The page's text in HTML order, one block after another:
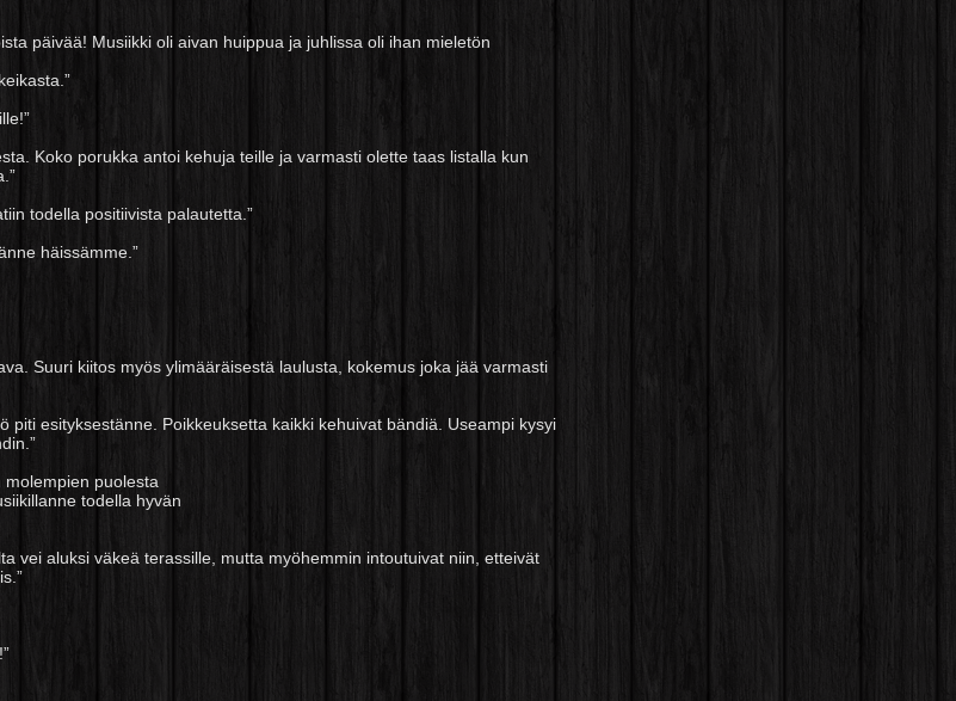
päivää! Musiikki oli aivan huippua ja juhlissa oli ihan mieletön
Koko porukka antoi kehuja teille ja varmasti olette taas listalla kun
todella positiivista palautetta.”
häissämme.”
Suuri kiitos myös ylimääräisestä laulusta, kokemus joka jää varmasti
piti esityksestänne. Poikkeuksetta kaikki kehuivat bändiä. Useampi kysyi
molempien puolesta
todella hyvän
vei aluksi väkeä terassille, mutta myöhemmin intoutuivat niin, etteivät